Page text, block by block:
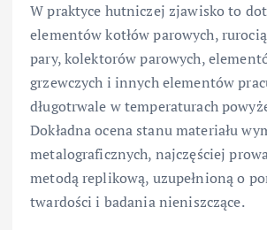
W praktyce hutniczej zjawisko to
elementów kotłów parowych,
pary, kolektorów parowych,
grzewczych i innych elementów
długotrwale w temperaturach
Dokładna ocena stanu materiału
metalograficznych, najczęściej
metodą replikową, uzupełnioną o
twardości i badania nieniszczące.